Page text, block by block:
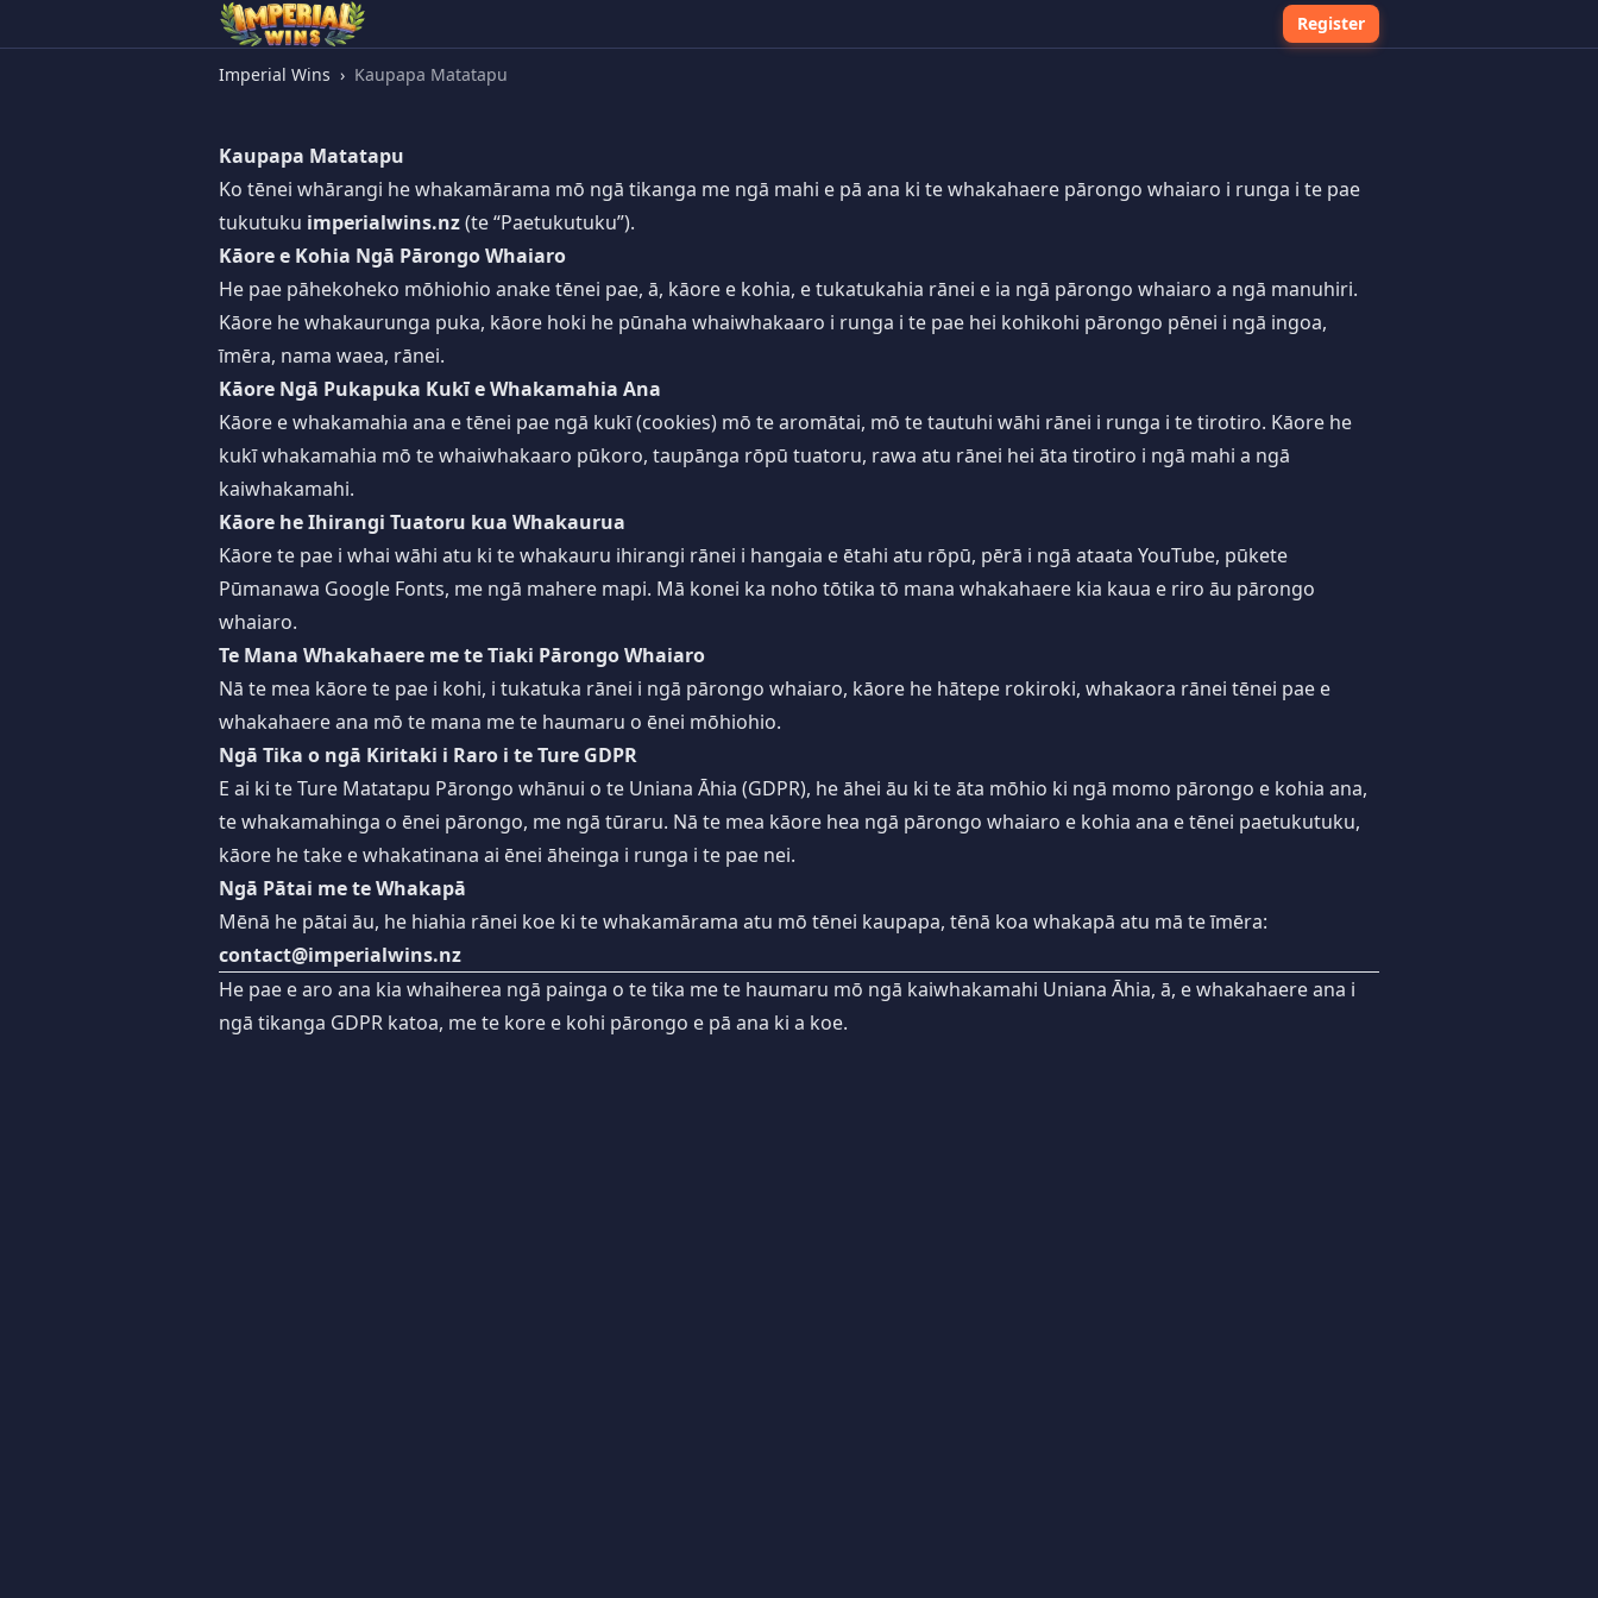
Register
Imperial Wins › Kaupapa Matatapu
Kaupapa Matatapu
Ko tēnei whārangi he whakamārama mō ngā tikanga me ngā mahi e pā ana ki te whakahaere pārongo whaiaro i runga i te pae
tukutuku imperialwins.nz(te “Paetukutuku”).
Kāore e Kohia Ngā Pārongo Whaiaro
He pae pāhekoheko mōhiohio anake tēnei pae, ā, kāore e kohia, e tukatukahia rānei e ia ngā pārongo whaiaro a ngā manuhiri.
Kāore he whakaurunga puka, kāore hoki he pūnaha whaiwhakaaro i runga i te pae hei kohikohi pārongo pēnei i ngā ingoa,
īmēra, nama waea, rānei.
Kāore Ngā Pukapuka Kukī e Whakamahia Ana
Kāore e whakamahia ana e tēnei pae ngā kukī (cookies) mō te aromātai, mō te tautuhi wāhi rānei i runga i te tirotiro. Kāore he
kukī whakamahia mō te whaiwhakaaro pūkoro, taupānga rōpū tuatoru, rawa atu rānei hei āta tirotiro i ngā mahi a ngā
kaiwhakamahi.
Kāore he Ihirangi Tuatoru kua Whakaurua
Kāore te pae i whai wāhi atu ki te whakauru ihirangi rānei i hangaia e ētahi atu rōpū, pērā i ngā ataata YouTube, pūkete
Pūmanawa Google Fonts, me ngā mahere mapi. Mā konei ka noho tōtika tō mana whakahaere kia kaua e riro āu pārongo
whaiaro.
Te Mana Whakahaere me te Tiaki Pārongo Whaiaro
Nā te mea kāore te pae i kohi, i tukatuka rānei i ngā pārongo whaiaro, kāore he hātepe rokiroki, whakaora rānei tēnei pae e
whakahaere ana mō te mana me te haumaru o ēnei mōhiohio.
Ngā Tika o ngā Kiritaki i Raro i te Ture GDPR
E ai ki te Ture Matatapu Pārongo whānui o te Uniana Āhia (GDPR), he āhei āu ki te āta mōhio ki ngā momo pārongo e kohia ana,
te whakamahinga o ēnei pārongo, me ngā tūraru. Nā te mea kāore hea ngā pārongo whaiaro e kohia ana e tēnei paetukutuku,
kāore he take e whakatinana ai ēnei āheinga i runga i te pae nei.
Ngā Pātai me te Whakapā
Mēnā he pātai āu, he hiahia rānei koe ki te whakamārama atu mō tēnei kaupapa, tēnā koa whakapā atu mā te īmēra:
contact@imperialwins.nz
He pae e aro ana kia whaiherea ngā painga o te tika me te haumaru mō ngā kaiwhakamahi Uniana Āhia, ā, e whakahaere ana i
ngā tikanga GDPR katoa, me te kore e kohi pārongo e pā ana ki a koe.